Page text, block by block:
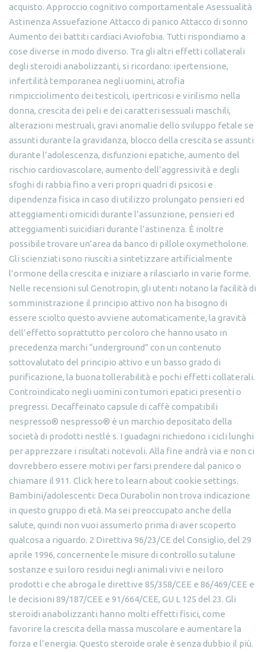
acquisto. Approccio cognitivo comportamentale Asessualità
Astinenza Assuefazione Attacco di panico Attacco di sonno
Aumento dei battiti cardiaci Aviofobia. Tutti rispondiamo a
cose diverse in modo diverso. Tra gli altri effetti collaterali
degli steroidi anabolizzanti, si ricordano: ipertensione,
infertilità temporanea negli uomini, atrofia
rimpicciolimento dei testicoli, ipertricosi e virilismo nella
donna, crescita dei peli e dei caratteri sessuali maschili,
alterazioni mestruali, gravi anomalie dello sviluppo fetale se
assunti durante la gravidanza, blocco della crescita se assunti
durante l’adolescenza, disfunzioni epatiche, aumento del
rischio cardiovascolare, aumento dell’aggressività e degli
sfoghi di rabbia fino a veri propri quadri di psicosi e
dipendenza fisica in caso di utilizzo prolungato pensieri ed
atteggiamenti omicidi durante l’assunzione, pensieri ed
atteggiamenti suicidiari durante l’astinenza. È inoltre
possibile trovare un’area da banco di pillole oxymetholone.
Gli scienziati sono riusciti a sintetizzare artificialmente
l’ormone della crescita e iniziare a rilasciarlo in varie forme.
Nelle recensioni sul Genotropin, gli utenti notano la facilità di
somministrazione il principio attivo non ha bisogno di
essere sciolto questo avviene automaticamente, la gravità
dell’effetto soprattutto per coloro che hanno usato in
precedenza marchi “underground” con un contenuto
sottovalutato del principio attivo e un basso grado di
purificazione, la buona tollerabilità e pochi effetti collaterali.
Controindicato negli uomini con tumori epatici presenti o
pregressi. Decaffeinato capsule di caffè compatibili
nespresso® nespresso® è un marchio depositato della
società di prodotti nestlé s. I guadagni richiedono i cicli lunghi
per apprezzare i risultati notevoli. Alla fine andrà via e non ci
dovrebbero essere motivi per farsi prendere dal panico o
chiamare il 911. Click here to learn about cookie settings.
Bambini/adolescenti: Deca Durabolin non trova indicazione
in questo gruppo di età. Ma sei preoccupato anche della
salute, quindi non vuoi assumerlo prima di aver scoperto
qualcosa a riguardo. 2 Direttiva 96/23/CE del Consiglio, del 29
aprile 1996, concernente le misure di controllo su talune
sostanze e sui loro residui negli animali vivi e nei loro
prodotti e che abroga le direttive 85/358/CEE e 86/469/CEE e
le decisioni 89/187/CEE e 91/664/CEE, GU L 125 del 23. Gli
steroidi anabolizzanti hanno molti effetti fisici, come
favorire la crescita della massa muscolare e aumentare la
forza e l’energia. Questo steroide orale è senza dubbio il più.